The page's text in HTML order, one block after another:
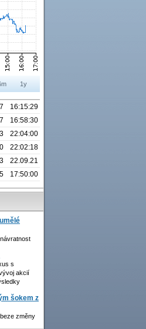
1y
16:15:29
16:58:30
22:04:00
22:02:18
22.09.21
17:50:00
s
akcií
šokem z
změny